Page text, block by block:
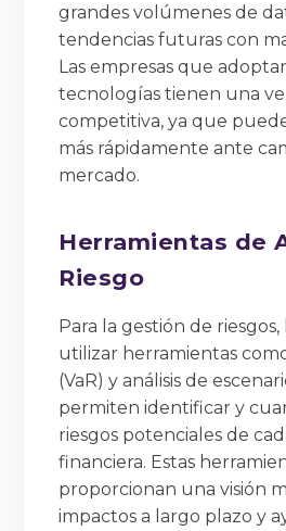
grandes volúmenes de
tendencias futuras con
Las empresas que
tecnologías tienen una
competitiva, ya que
más rápidamente ante
mercado.
Herramientas de
Riesgo
Para la gestión de
utilizar herramientas
(VaR) y análisis de
permiten identificar y
riesgos potenciales de
financiera. Estas
proporcionan una visión
impactos a largo plazo y